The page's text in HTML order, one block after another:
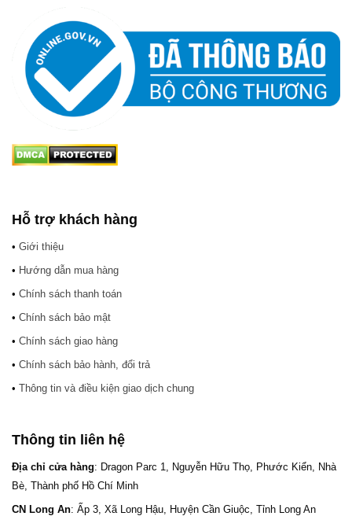
Hỗ trợ khách hàng
• Giới thiệu
• Hướng dẫn mua hàng
• Chính sách thanh toán
• Chính sách bảo mật
• Chính sách giao hàng
• Chính sách bảo hành, đổi trả
• Thông tin và điều kiện giao dịch chung
Thông tin liên hệ
Địa chỉ cửa hàng: Dragon Parc 1, Nguyễn Hữu Thọ, Phước Kiển, Nhà
Bè, Thành phố Hồ Chí Minh
CN Long An: Ấp 3, Xã Long Hậu, Huyện Cần Giuộc, Tỉnh Long An